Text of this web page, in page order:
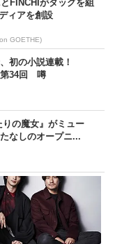
FINCHIがタッグを組
ィアを創設
GOETHE)
初の小説連載！
第34回 噂
の魔女』がミュー
なしのオープニ...